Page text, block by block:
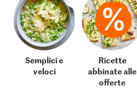
Semplici e
veloci
Ricette
abbinate alle
offerte